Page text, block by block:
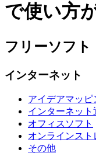
で使い方
フリーソフト
インターネット
アイデアマッピ
インターネット
オフィスソフト
オンラインスト
その他